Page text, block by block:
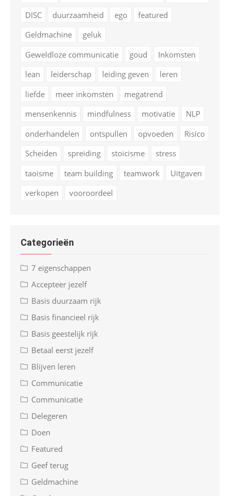
DISC
duurzaamheid ego
featured
Geldmachine
geluk
Geweldloze communicatie
goud
Inkomsten
lean
leiderschap leiding geven
leren
liefde
meer inkomsten
megatrend
mensenkennis
mindfulness motivatie
NLP
onderhandelen
ontspullen opvoeden
Risico
Scheiden
spreiding stoicisme
stress
taoisme
team building teamwork
Uitgaven
verkopen
vooroordeel
Categorieën
7 eigenschappen
Accepteer jezelf
Basis duurzaam rijk
Basis financieel rijk
Basis geestelijk rijk
Betaal eerst jezelf
Blijven leren
Communicatie
Communicatie
Delegeren
Doen
Featured
Geef terug
Geldmachine